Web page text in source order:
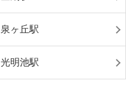
泉ヶ丘駅
光明池駅